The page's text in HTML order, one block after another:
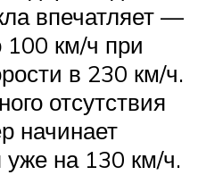
впечатляет —
100 км/ч при
в 230 км/ч.
отсутствия
начинает
уже на 130 км/ч.